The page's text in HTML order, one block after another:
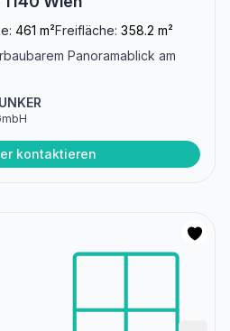
461 m²Freifläche: 358.2 m²
Panoramablick am
kontaktieren